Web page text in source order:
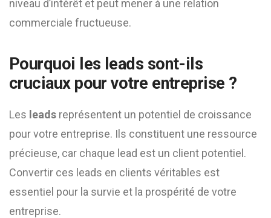
niveau d’intérêt et peut mener à une relation
commerciale fructueuse.
Pourquoi les leads sont-ils
cruciaux pour votre entreprise ?
Les leads représentent un potentiel de croissance
pour votre entreprise. Ils constituent une ressource
précieuse, car chaque lead est un client potentiel.
Convertir ces leads en clients véritables est
essentiel pour la survie et la prospérité de votre
entreprise.